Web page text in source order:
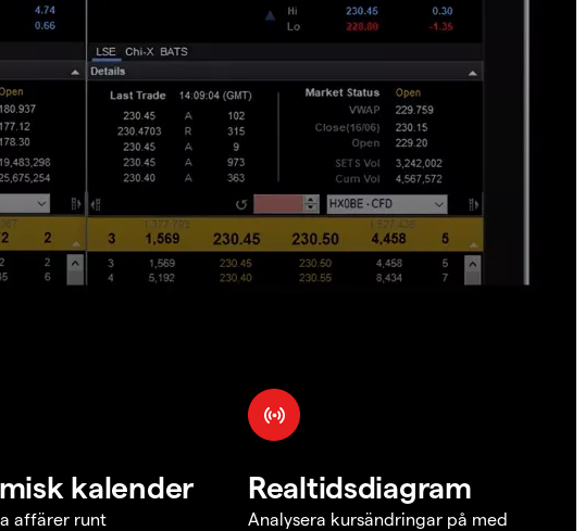
kalender
affärer runt
Realtidsdiagram
Analysera kursändringar på med